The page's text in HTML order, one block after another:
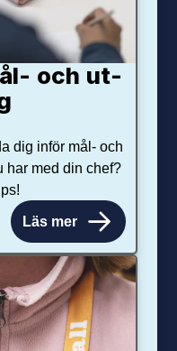
och ut­
dig inför mål- och
har med din chef?
Läs mer